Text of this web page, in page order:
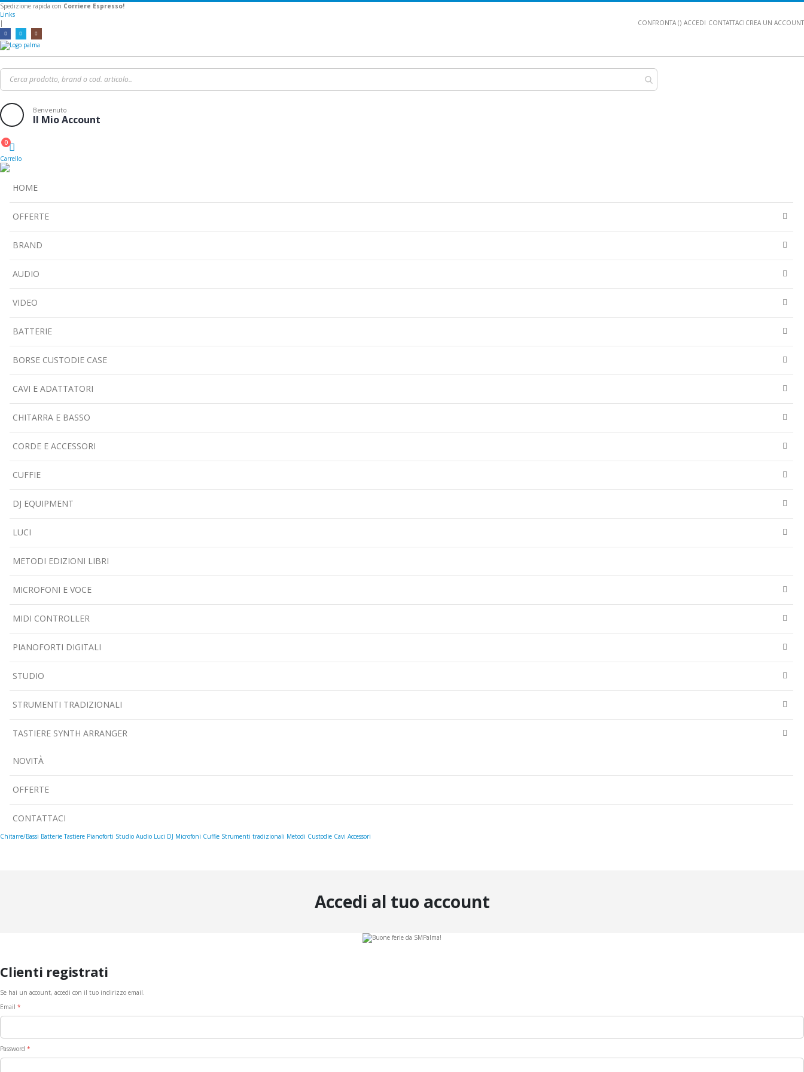
Spedizione rapida con Corriere Espresso!
Links
CONFRONTA () ACCEDI CONTATTACI CREA UN ACCOUNT
|
Benvenuto
Il Mio Account
Cart
0
Carrello
HOME
OFFERTE
BRAND
AUDIO
VIDEO
BATTERIE
BORSE CUSTODIE CASE
CAVI E ADATTATORI
CHITARRA E BASSO
CORDE E ACCESSORI
CUFFIE
DJ EQUIPMENT
LUCI
METODI EDIZIONI LIBRI
MICROFONI E VOCE
MIDI CONTROLLER
PIANOFORTI DIGITALI
STUDIO
STRUMENTI TRADIZIONALI
TASTIERE SYNTH ARRANGER
NOVITÀ
OFFERTE
CONTATTACI
Chitarre/Bassi Batterie Tastiere Pianoforti Studio Audio Luci DJ Microfoni Cuffie Strumenti tradizionali Metodi Custodie Cavi Accessori
Accedi al tuo account
Clienti registrati
Se hai un account, accedi con il tuo indirizzo email.
Email
Password